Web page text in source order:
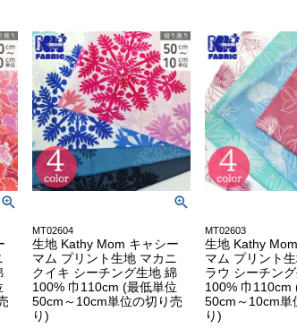
MT02604
生地 Kathy Mom キャシー
マム プリント生地 マカニ
クイキ シーチング生地 綿
100% 巾110cm (最低単位
50cm～10cm単位の切り売
り)
MT02603
生地 Kathy
マム プリント
ラウ シーチン
100% 巾110cm
50cm～10cm単
り)